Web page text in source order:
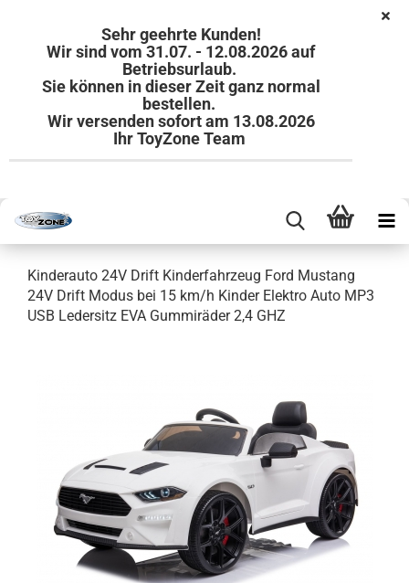
Sehr geehrte Kunden!
Wir sind vom 31.07. - 12.08.2026 auf
Betriebsurlaub.
Sie können in dieser Zeit ganz normal
bestellen.
Wir versenden sofort am 13.08.2026
Ihr ToyZone Team
Kinderauto 24V Drift Kinderfahrzeug Ford Mustang
24V Drift Modus bei 15 km/h Kinder Elektro Auto MP3
USB Ledersitz EVA Gummiräder 2,4 GHZ